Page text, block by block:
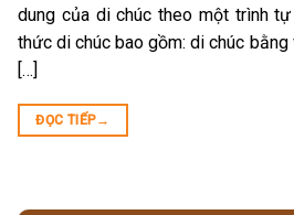
dung của di chúc theo một trình
thức di chúc bao gồm: di chúc
[…]
ĐỌC TIẾP→